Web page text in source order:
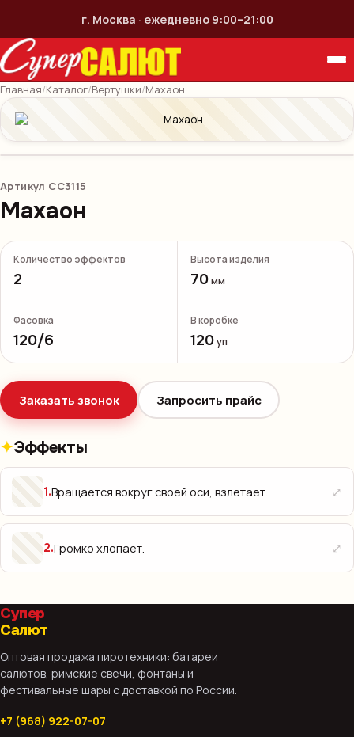
г. Москва · ежедневно 9:00–21:00
Главная/Каталог/Вертушки/Махаон
Артикул СС3115
Махаон
Количество эффектов
2
Высота изделия
70мм
Фасовка
120/6
В коробке
120уп
Заказать звонок Запросить прайс
Эффекты
1.Вращается вокруг своей оси, взлетает. ⤢
2.Громко хлопает. ⤢
Супер
Салют
Оптовая продажа пиротехники: батареи
салютов, римские свечи, фонтаны и
фестивальные шары с доставкой по России.
+7 (968) 922-07-07